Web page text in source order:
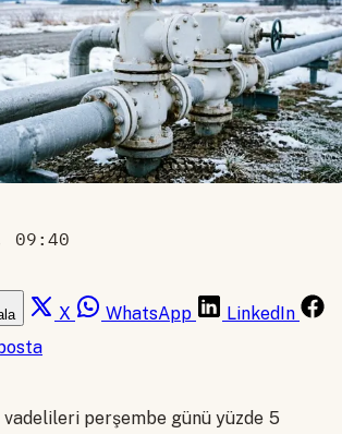
09:40
X WhatsApp
LinkedIn
vadelileri perşembe günü yüzde 5